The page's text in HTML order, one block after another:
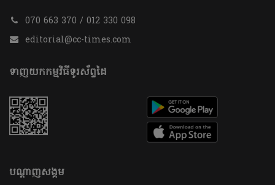
070 663 370 / 012 330 098
editorial@cc-times.com
ទាញយកកម្មវិធីទូរស័ព្ទដៃ
បណ្តាញសង្គម